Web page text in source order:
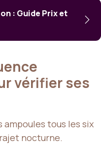
: Guide Prix et
vérifier ses
tous les six
nocturne.